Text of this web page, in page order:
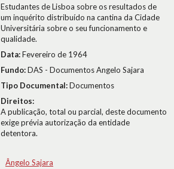
Estudantes de Lisboa sobre os resultados de
um inquérito distribuído na cantina da Cidade
Universitária sobre o seu funcionamento e
qualidade.
Data:Fevereiro de 1964
Fundo:DAS - Documentos Angelo Sajara
Tipo Documental:Documentos
Direitos:
A publicação, total ou parcial, deste documento
exige prévia autorização da entidade
detentora.
Ângelo Sajara